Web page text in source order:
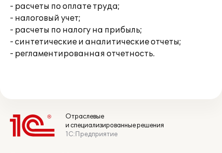
- расчеты по оплате труда;
- налоговый учет;
- расчеты по налогу на прибыль;
- синтетические и аналитические отчеты;
- регламентированная отчетность.
Отраслевые
и специализированные решения
1С:Предприятие